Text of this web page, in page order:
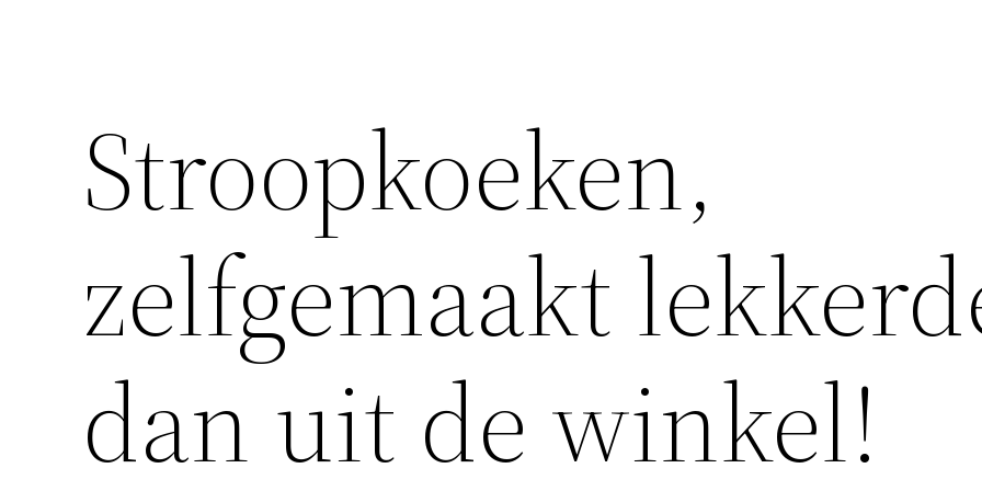
Stroopkoeken,
zelfgemaakt
dan uit de winkel!